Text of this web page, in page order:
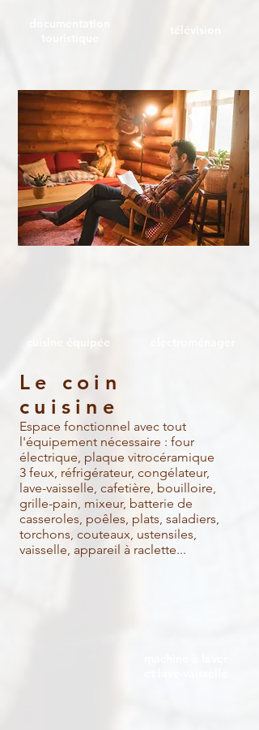
télévision
cuisine équipée
Le coin
cuisine
Espace fonctionnel avec tout
l'équipement nécessaire : four
électrique, plaque vitrocéramique
3 feux, réfrigérateur, congélateur,
lave-vaisselle, cafetière, bouilloire,
grille-pain, mixeur, batterie de
casseroles, poêles, plats, saladiers,
torchons, couteaux, ustensiles,
vaisselle, appareil à raclette...